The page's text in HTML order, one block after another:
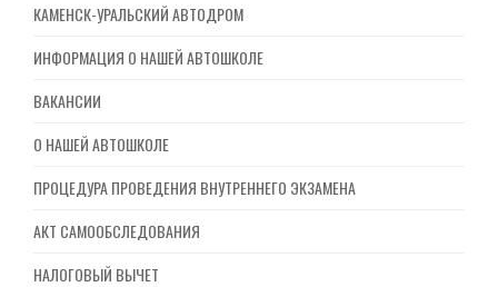
КАМЕНСК-УРАЛЬСКИЙ АВТОДРОМ
ИНФОРМАЦИЯ О НАШЕЙ АВТОШКОЛЕ
ВАКАНСИИ
О НАШЕЙ АВТОШКОЛЕ
ПРОЦЕДУРА ПРОВЕДЕНИЯ ВНУТРЕННЕГО ЭКЗАМЕНА
АКТ САМООБСЛЕДОВАНИЯ
НАЛОГОВЫЙ ВЫЧЕТ